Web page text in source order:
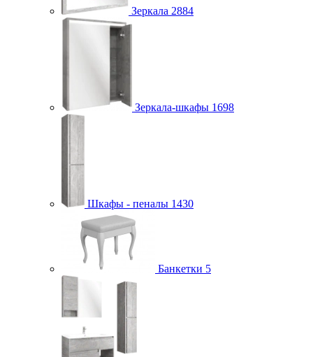
Зеркала 2884
Зеркала-шкафы 1698
Шкафы - пеналы 1430
Банкетки 5